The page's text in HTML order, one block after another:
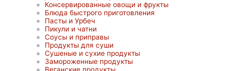
Консервированные овощи и фрукты
Блюда быстрого приготовления
Пасты и Урбеч
Пикули и чатни
Соусы и приправы
Продукты для суши
Сушеные и сухие продукты
Замороженные продукты